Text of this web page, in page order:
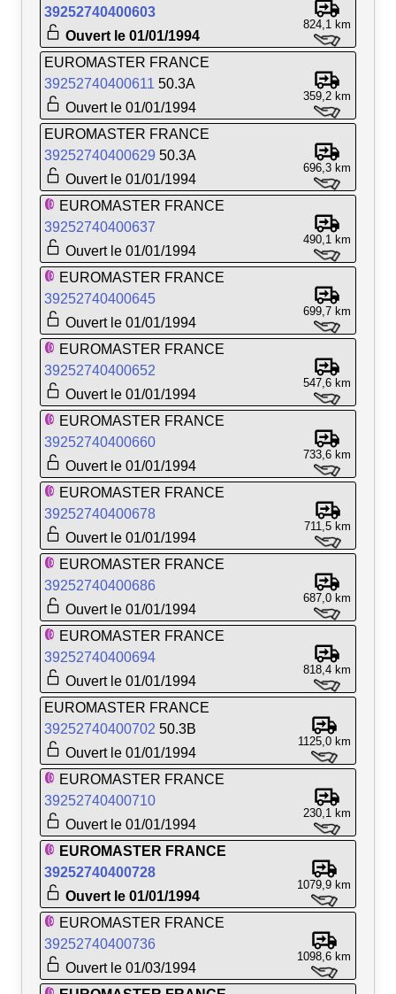
39252740400603
Ouvert le 01/01/1994
824,1 km
EUROMASTER FRANCE
39252740400611 50.3A
Ouvert le 01/01/1994
359,2 km
EUROMASTER FRANCE
39252740400629 50.3A
Ouvert le 01/01/1994
696,3 km
EUROMASTER FRANCE
39252740400637
Ouvert le 01/01/1994
490,1 km
EUROMASTER FRANCE
39252740400645
Ouvert le 01/01/1994
699,7 km
EUROMASTER FRANCE
39252740400652
Ouvert le 01/01/1994
547,6 km
EUROMASTER FRANCE
39252740400660
Ouvert le 01/01/1994
733,6 km
EUROMASTER FRANCE
39252740400678
Ouvert le 01/01/1994
711,5 km
EUROMASTER FRANCE
39252740400686
Ouvert le 01/01/1994
687,0 km
EUROMASTER FRANCE
39252740400694
Ouvert le 01/01/1994
818,4 km
EUROMASTER FRANCE
39252740400702 50.3B
Ouvert le 01/01/1994
1125,0 km
EUROMASTER FRANCE
39252740400710
Ouvert le 01/01/1994
230,1 km
EUROMASTER FRANCE
39252740400728
Ouvert le 01/01/1994
1079,9 km
EUROMASTER FRANCE
39252740400736
Ouvert le 01/03/1994
1098,6 km